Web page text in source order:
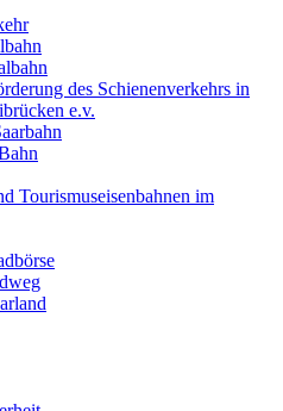
des Schienenverkehrs in
e.v.
Tourismuseisenbahnen im